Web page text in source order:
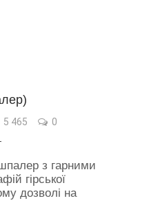
5 465
0
з гарними
гірської
дозволі на